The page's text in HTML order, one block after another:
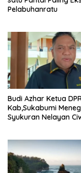
Pelabuhanratu
Budi Azhar Ketua
Kab,Sukabumi
Syukuran Nelayan
Ekonomi Kreatif Akar
Rumput